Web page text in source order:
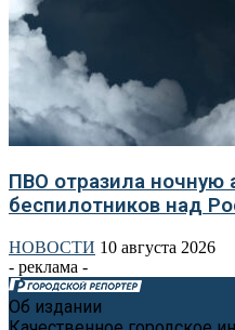
ПВО отразила ночную
беспилотников над
НОВОСТИ 10 августа 2026
- реклама -
Об издании